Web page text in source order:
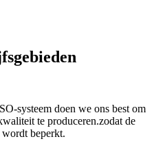
systeem doen we ons best om
te produceren.zodat de
beperkt.